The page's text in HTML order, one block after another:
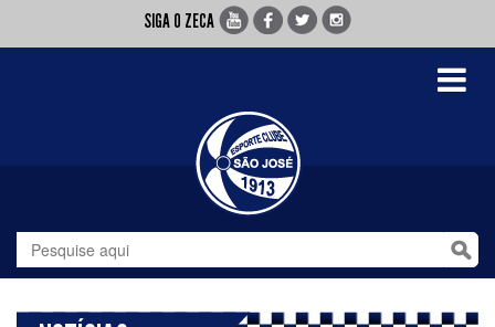
SIGA O ZECA
Toggle